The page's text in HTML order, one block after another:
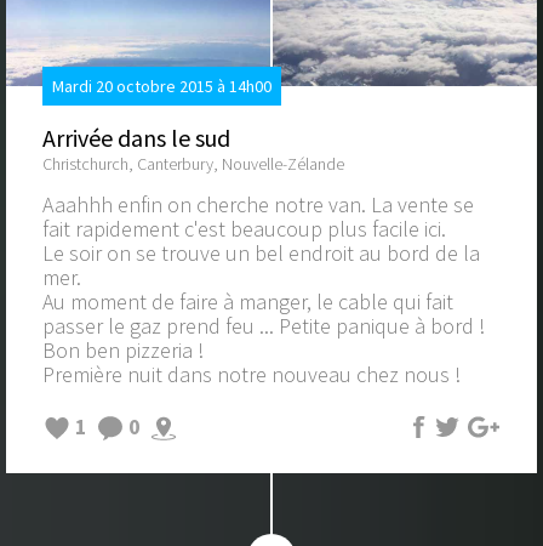
Mardi 20 octobre 2015 à 14h00
Arrivée dans le sud
Christchurch, Canterbury, Nouvelle-Zélande
Aaahhh enfin on cherche notre van. La vente se
fait rapidement c'est beaucoup plus facile ici.
Le soir on se trouve un bel endroit au bord de la
mer.
Au moment de faire à manger, le cable qui fait
passer le gaz prend feu ... Petite panique à bord !
Bon ben pizzeria !
Première nuit dans notre nouveau chez nous !
1
0